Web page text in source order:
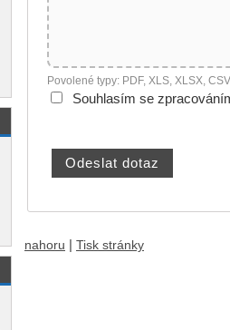
Povolené typy: PDF, XLS, XLSX,
Souhlasím se
nahoru Tisk stránky